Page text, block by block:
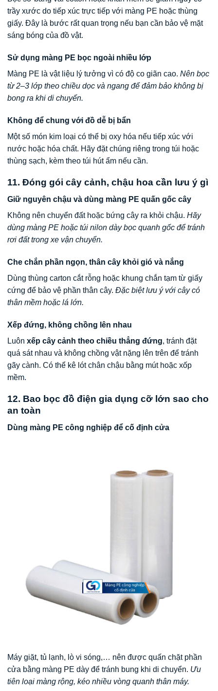
trầy xước do tiếp xúc trực tiếp với màng PE hoặc thùng
giấy. Đây là bước rất quan trọng nếu bạn cần bảo vệ mặt
sáng bóng của đồ vật.
Sử dụng màng PE bọc ngoài nhiều lớp
Màng PE là vật liệu lý tưởng vì có độ co giãn cao. Nên bọc
từ 2–3 lớp theo chiều dọc và ngang để đảm bảo không bị
bong ra khi di chuyển.
Không để chung với đồ dễ bị bẩn
Một số món kim loại có thể bị oxy hóa nếu tiếp xúc với
nước hoặc hóa chất. Hãy đặt chúng riêng trong túi hoặc
thùng sạch, kèm theo túi hút ẩm nếu cần.
11. Đóng gói cây cảnh, chậu hoa cần lưu ý gì
Giữ nguyên chậu và dùng màng PE quấn gốc cây
Không nên chuyển đất hoặc bứng cây ra khỏi chậu. Hãy
dùng màng PE hoặc túi nilon dày bọc quanh gốc để tránh
rơi đất trong xe vận chuyển.
Che chắn phần ngọn, thân cây khỏi gió và nắng
Dùng thùng carton cắt rỗng hoặc khung chắn tạm từ giấy
cứng để bảo vệ phần thân cây. Đặc biệt lưu ý với cây có
thân mềm hoặc lá lớn.
Xếp đứng, không chồng lên nhau
Luôn xếp cây cảnh theo chiều thẳng đứng, tránh đặt
quá sát nhau và không chồng vật nặng lên trên để tránh
gãy cành. Có thể kê lót chân chậu bằng mút hoặc xốp
mềm.
12. Bao bọc đồ điện gia dụng cỡ lớn sao cho
an toàn
Dùng màng PE công nghiệp để cố định cửa
Máy giặt, tủ lạnh, lò vi sóng,… nên được quấn chặt phần
cửa bằng màng PE dày để tránh bung khi di chuyển. Ưu
tiên loại màng rộng, kéo nhiều vòng quanh thân máy.